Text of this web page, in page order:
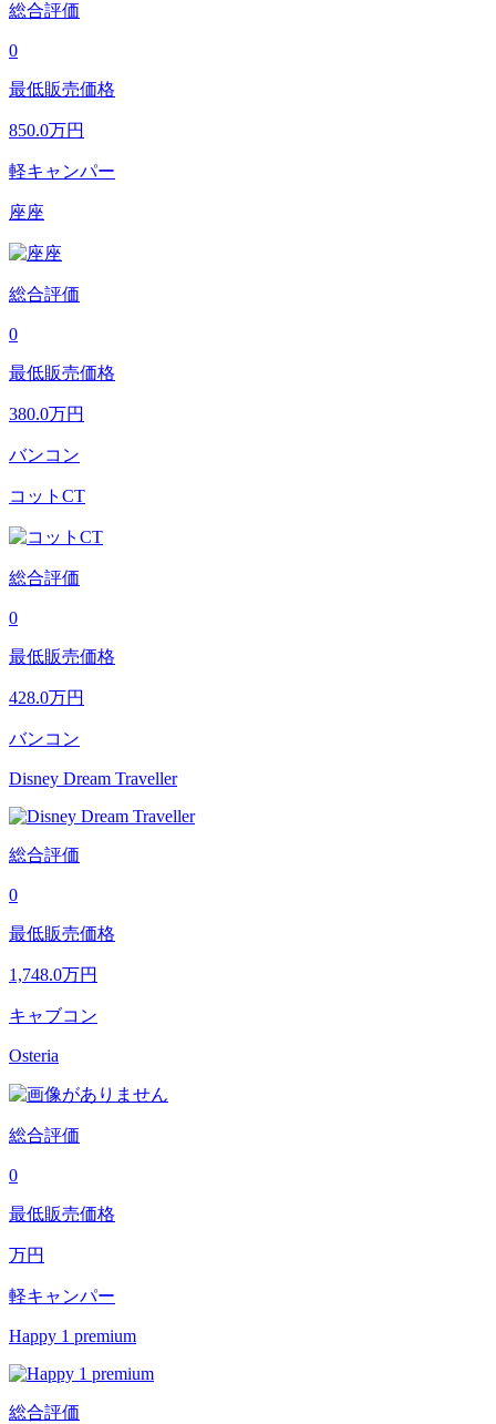
総合評価
0
最低販売価格
850.0万円
軽キャンパー
座座
総合評価
0
最低販売価格
380.0万円
バンコン
コットCT
総合評価
0
最低販売価格
428.0万円
バンコン
Disney Dream Traveller
総合評価
0
最低販売価格
1,748.0万円
キャブコン
Osteria
総合評価
0
最低販売価格
万円
軽キャンパー
Happy 1 premium
総合評価